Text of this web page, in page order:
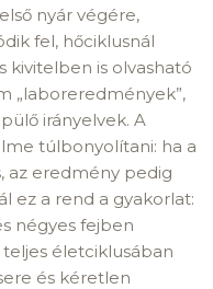
nyár végére,
fel, hőciklusnál
kivitelben is olvasható
„laboreredmények”,
irányelvek. A
túlbonyolítani: ha a
az eredmény pedig
ez a rend a gyakorlat:
négyes fejben
életciklusában
és kéretlen